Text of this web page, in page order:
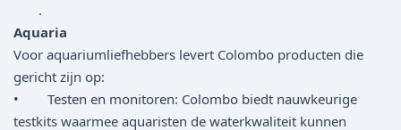
.
Aquaria
Voor aquariumliefhebbers levert Colombo producten die
gericht zijn op:
• Testen en monitoren: Colombo biedt nauwkeurige
testkits waarmee aquaristen de waterkwaliteit kunnen